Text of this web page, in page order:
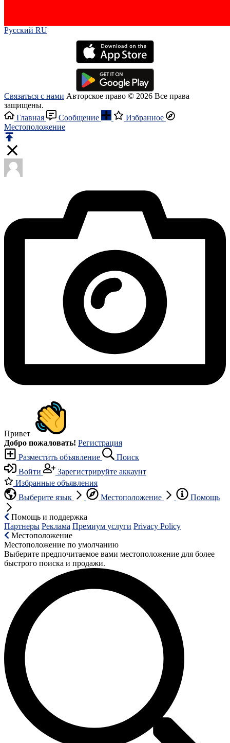
Русский RU‎
Связаться с нами Авторское право © 2026 Все права
защищены.
Главная
Сообщение
Избранное
Местоположение
Привет
Добро пожаловать! Регистрация
Разместить объявление
Поиск
Войти
Зарегистрируйте аккаунт
Избранные объявления
Выберите язык
Местоположение Помощь
Помощь и поддержка
Партнеры Реклама Премиум услуги Privacy Policy
Местоположение
Местоположение по умолчанию
Выберите предпочитаемое вами местоположение для более
быстрого поиска и продажи.